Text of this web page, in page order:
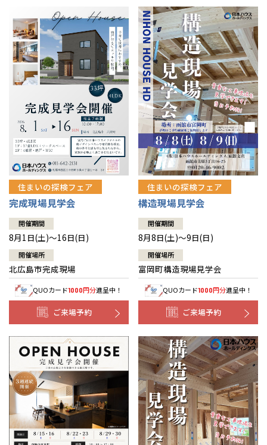
感謝訪問・長期保証
直営工事
1メーターモジュール
冷暖房標準装備
24時間対応コールセンター
デザイン賞各種受賞
セントラルヒーティング
理想の木材「檜」
平屋の家
外観・インテリア集
暮らし方提案
住まいのコラム
住まいのお手入れ集
選ばれる理由
リフォームの流れ
介護保険利用で快適リフォーム
賃貸併用住宅のメリット
安心のサポートシステム
展示場案内
分譲住宅・土地
分譲マンション
分譲マンション トップ
ワザックとは
高い信頼性
安心の管理体制
ギャラリー
会社情報
会社情報 トップ
ニュースリリース
代表ごあいさつ
企業理念
会社概要
事業部紹介
IR情報
木材調達指針
グループ会社紹介
CMギャラリー
お問い合わせ
会員サイト
住まいの探検フェア
完成現場見学会
開催期間
8月1日(土)～16日(日)
開催場所
北広島市完成現場
QUOカード1000円分進呈中！
ご来場予約
住まいの探検フェア
構造現場見学会
開催期間
8月8日(土)～9日(日)
開催場所
富岡町構造現場見学会
QUOカード1000円分進呈中！
ご来場予約